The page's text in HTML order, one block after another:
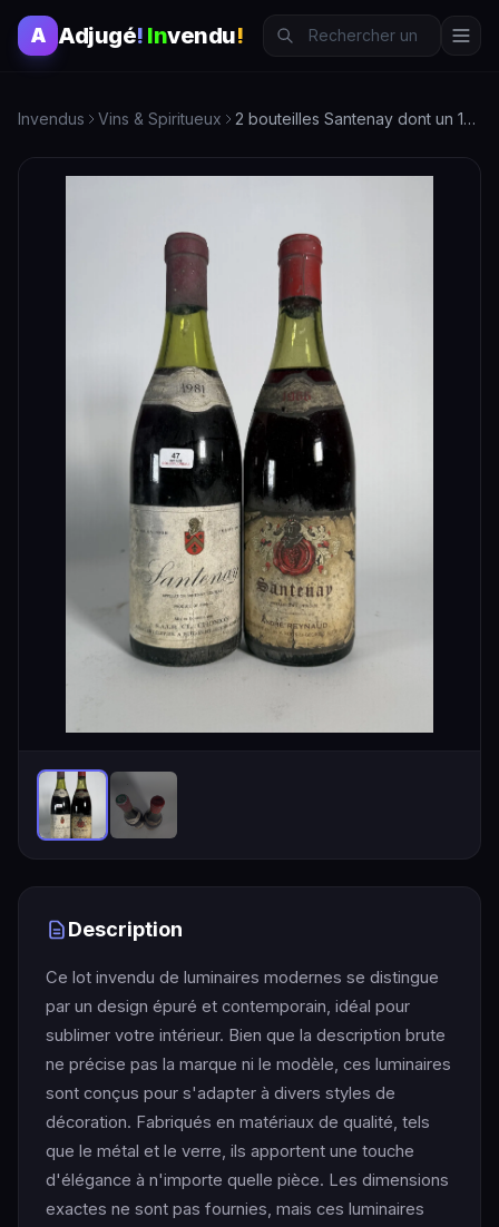
A Adjugé! Invendu!
Invendus Vins & Spiritueux 2 bouteilles Santenay dont un 1981 domaine Chonion et un 1966 domaine Reynaud. (niveau 5cm, étiquettes très sales)
Description
Ce lot invendu de luminaires modernes se distingue
par un design épuré et contemporain, idéal pour
sublimer votre intérieur. Bien que la description brute
ne précise pas la marque ni le modèle, ces luminaires
sont conçus pour s'adapter à divers styles de
décoration. Fabriqués en matériaux de qualité, tels
que le métal et le verre, ils apportent une touche
d'élégance à n'importe quelle pièce. Les dimensions
exactes ne sont pas fournies, mais ces luminaires